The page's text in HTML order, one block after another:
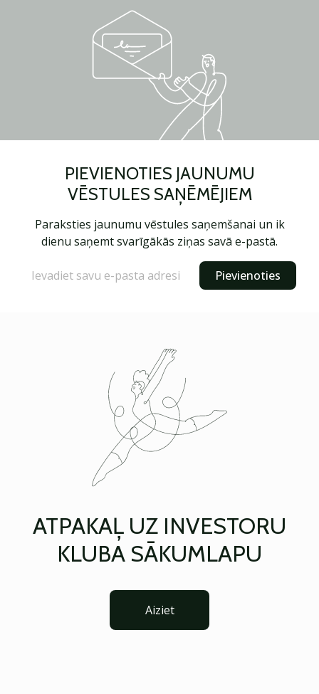
PIEVIENOTIES JAUNUMU
VĒSTULES SAŅĒMĒJIEM
Paraksties jaunumu vēstules saņemšanai un ik
dienu saņemt svarīgākās ziņas savā e-pastā.
Pievienoties
ATPAKAĻ UZ INVESTORU
KLUBA SĀKUMLAPU
Aiziet